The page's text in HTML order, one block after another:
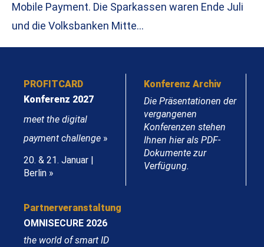
Mobile Payment. Die Sparkassen waren Ende Juli
und die Volksbanken Mitte…
PROFITCARD
Konferenz 2027
meet the digital
payment challenge »
20. & 21. Januar |
Berlin »
Konferenz Archiv
Die Präsentationen der
vergangenen
Konferenzen stehen
Ihnen hier als PDF-
Dokumente zur
Verfügung.
Partnerveranstaltung
OMNISECURE 2026
the world of smart ID